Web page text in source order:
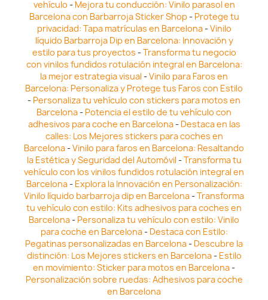
vehículo - Mejora tu conducción: Vinilo parasol en
Barcelona con Barbarroja Sticker Shop- Protege tu
privacidad: Tapa matrículas en Barcelona-Vinilo
líquido Barbarroja Dip en Barcelona: Innovación y
estilo para tus proyectos -Transforma tu negocio
con vinilos fundidos rotulación integral en Barcelona:
la mejor estrategia visual -Vinilo para Faros en
Barcelona: Personaliza y Protege tus Faros con Estilo
- Personaliza tu vehículo con stickers para motos en
Barcelona- Potencia el estilo de tu vehículo con
adhesivos para coche en Barcelona- Destaca en las
calles: Los Mejores stickers para coches en
Barcelona-Vinilo para faros en Barcelona: Resaltando
la Estética y Seguridad del Automóvil -Transforma tu
vehículo con los vinilos fundidos rotulación integral en
Barcelona- Explora la Innovación en Personalización:
Vinilo líquido barbarroja dip en Barcelona-Transforma
tu vehículo con estilo: Kits adhesivos para coches en
Barcelona- Personaliza tu vehículo con estilo: Vinilo
para coche en Barcelona- Destaca con Estilo:
Pegatinas personalizadas en Barcelona- Descubre la
distinción: Los Mejores stickers en Barcelona- Estilo
en movimiento: Sticker para motos en Barcelona-
Personalización sobre ruedas: Adhesivos para coche
en Barcelona